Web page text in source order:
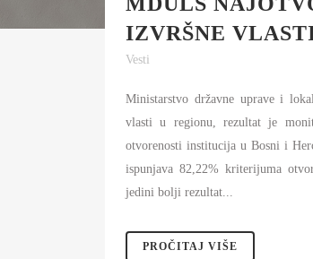
IZVRŠNE
Vesti
Ministarstvo državne uprave i
vlasti u regionu, rezultat je
otvorenosti institucija u Bosni i
ispunjava 82,22% kriterijuma
jedini bolji rezultat...
PROČITAJ VIŠE